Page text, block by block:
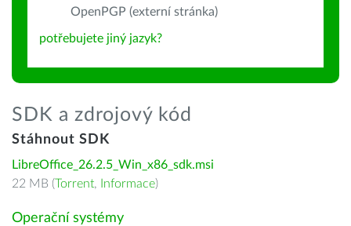
OpenPGP (externí stránka)
potřebujete jiný jazyk?
SDK a zdrojový kód
Stáhnout SDK
LibreOffice_26.2.5_Win_x86_sdk.msi
22 MB (Torrent, Informace)
Operační systémy